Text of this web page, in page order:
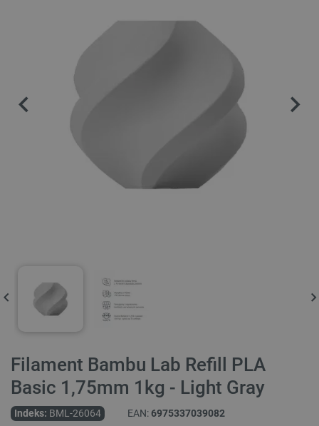
Filament Bambu Lab Refill PLA
Basic 1,75mm 1kg - Light Gray
Indeks: BML-26064 EAN:6975337039082